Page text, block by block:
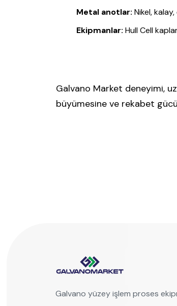
Metal anotlar: Nikel,
Ekipmanlar: Hull Cell
Galvano Market deneyimi,
büyümesine ve rekabet
Galvano yüzey işlem proses